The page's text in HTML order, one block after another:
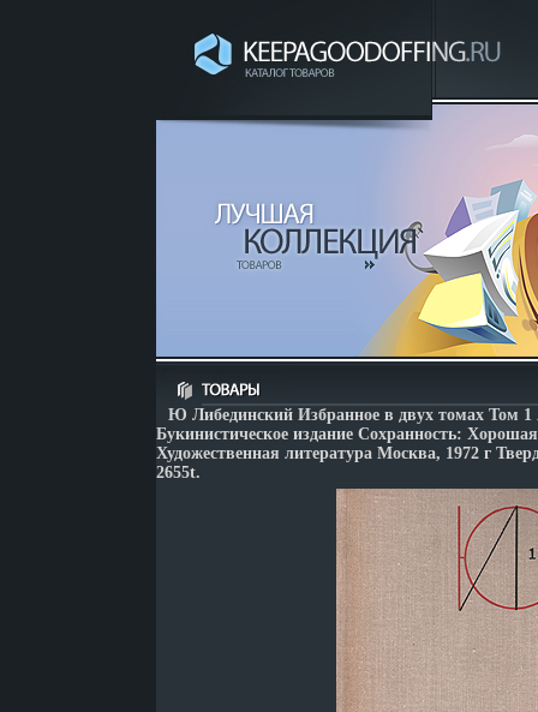
Ю Либединский Избранное в двух томах Том 1
Букинистическое издание Сохранность:
Художественная литература Москва, 1972 г
2655t.